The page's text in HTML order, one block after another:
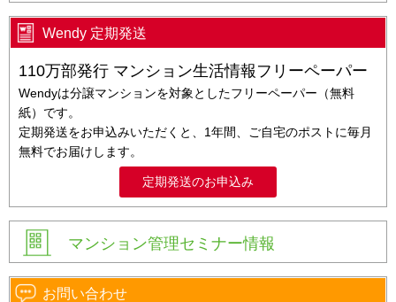
Wendy 定期発送
110万部発行 マンション生活情報フリーペーパー
Wendyは分譲マンションを対象としたフリーペーパー（無料
紙）です。
定期発送をお申込みいただくと、1年間、ご自宅のポストに毎月
無料でお届けします。
定期発送のお申込み
マンション管理セミナー情報
お問い合わせ